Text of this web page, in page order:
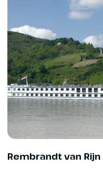
we
aan de
Hoogtepunt
Rembrandt van Rijn